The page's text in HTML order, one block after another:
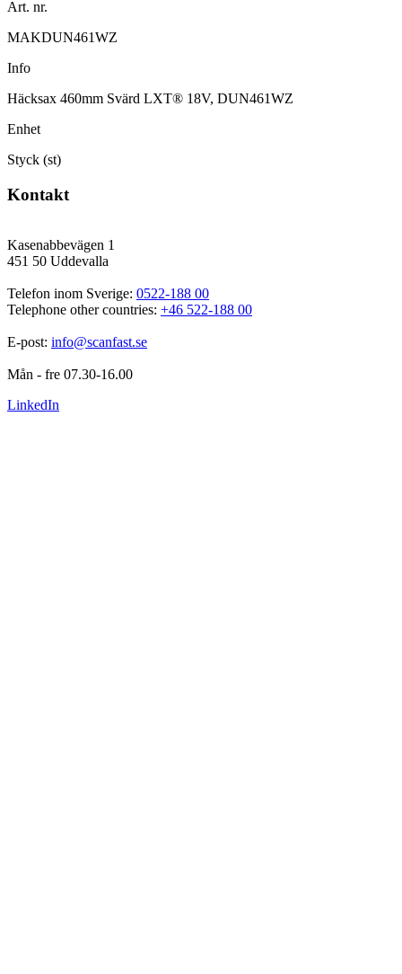
Art. nr.
MAKDUN461WZ
Info
Häcksax 460mm Svärd LXT® 18V, DUN461WZ
Enhet
Styck (st)
Kontakt
Kasenabbevägen 1
451 50 Uddevalla
Telefon inom Sverige: 0522-188 00
Telephone other countries: +46 522-188 00
E-post: info@scanfast.se
Mån - fre 07.30-16.00
LinkedIn